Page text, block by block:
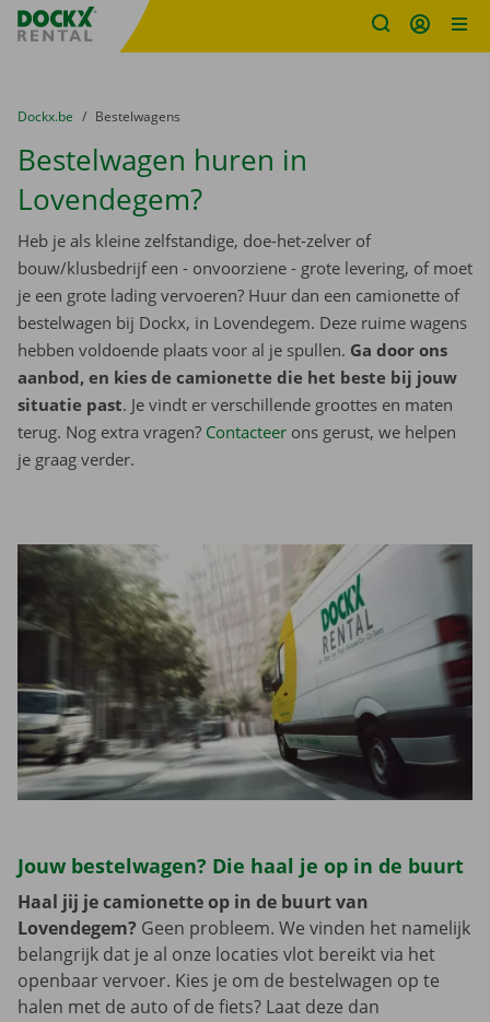
Fratello DEMO
U bevindt zich hier:
van
Dockx.be naar
Bestelwagens
Bestelwagen huren in
Lovendegem?
Heb je als kleine zelfstandige, doe-het-zelver of
bouw/klusbedrijf een - onvoorziene - grote levering, of moet
je een grote lading vervoeren? Huur dan een camionette of
bestelwagen bij Dockx, in Lovendegem. Deze ruime wagens
hebben voldoende plaats voor al je spullen. Ga door ons
aanbod, en kies de camionette die het beste bij jouw
situatie past. Je vindt er verschillende groottes en maten
terug. Nog extra vragen? Contacteer ons gerust, we helpen
je graag verder.
Jouw bestelwagen? Die haal je op in de buurt
Haal jij je camionette op in de buurt van
Lovendegem? Geen probleem. We vinden het namelijk
belangrijk dat je al onze locaties vlot bereikt via het
openbaar vervoer. Kies je om de bestelwagen op te
halen met de auto of de fiets? Laat deze dan